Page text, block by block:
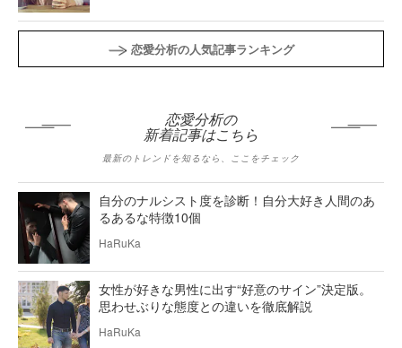
恋愛分析の人気記事ランキング
恋愛分析の
新着記事はこちら
最新のトレンドを知るなら、ここをチェック
自分のナルシスト度を診断！自分大好き人間のあ
るあるな特徴10個
HaRuKa
女性が好きな男性に出す“好意のサイン”決定版。
思わせぶりな態度との違いを徹底解説
HaRuKa